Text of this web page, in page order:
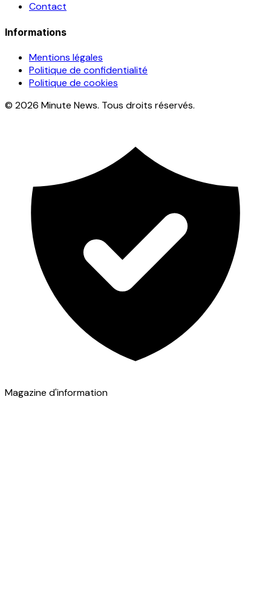
Contact
Informations
Mentions légales
Politique de confidentialité
Politique de cookies
© 2026 Minute News. Tous droits réservés.
Magazine d'information